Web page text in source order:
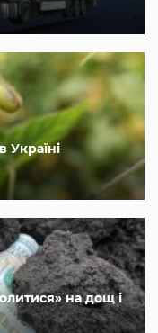
Україні
на дощ і